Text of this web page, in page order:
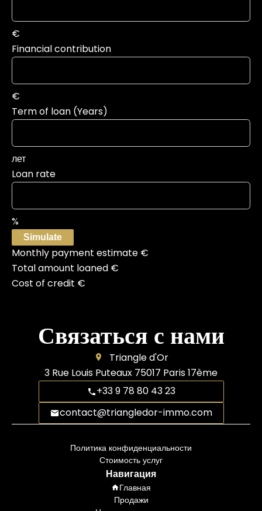
€
Financial contribution
€
Term of loan (Years)
лет
Loan rate
%
Simulate
Monthly payment estimate €
Total amount loaned €
Cost of credit €
Связаться с нами
Triangle d'Or
3 Rue Louis Puteaux 75017 Paris 17ème
+33 9 78 80 43 23
contact@triangledor-immo.com
Политика конфиденциальности
Стоимость услуг
Навигация
Главная
Продажи